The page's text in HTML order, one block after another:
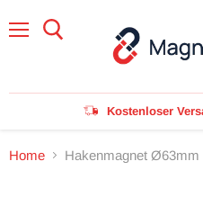
Kostenloser
Home Hakenmagnet Ø63mm